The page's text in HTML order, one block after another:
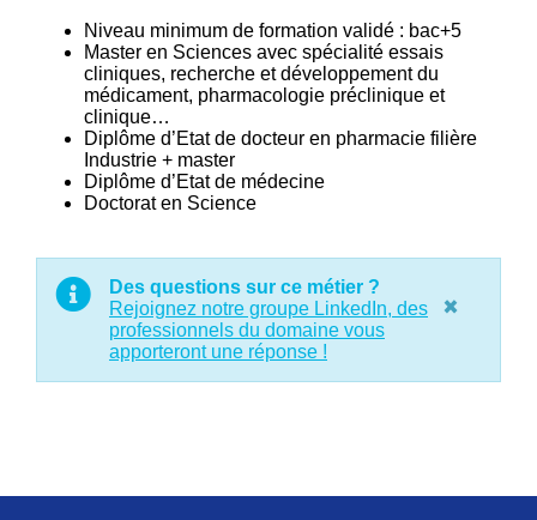
Niveau minimum de formation validé : bac+5
Master en Sciences avec spécialité essais
cliniques, recherche et développement du
médicament, pharmacologie préclinique et
clinique…
Diplôme d’Etat de docteur en pharmacie filière
Industrie + master
Diplôme d’Etat de médecine
Doctorat en Science
Des questions sur ce métier ?
Rejoignez notre groupe LinkedIn, des
professionnels du domaine vous
apporteront une réponse !
×